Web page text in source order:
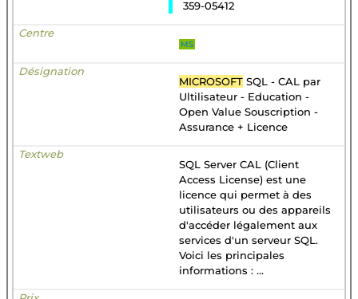
359-05412
MS
MICROSOFT SQL - CAL par
Ultilisateur - Education -
Open Value Souscription -
Assurance + Licence
SQL Server CAL (Client
Access License) est une
licence qui permet à des
utilisateurs ou des appareils
d'accéder légalement aux
services d'un serveur SQL.
Voici les principales
informations : ...